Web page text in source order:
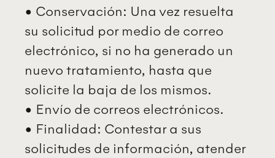
• Conservación: Una vez resuelta
su solicitud por medio de correo
electrónico, si no ha generado un
nuevo tratamiento, hasta que
solicite la baja de los mismos.
• Envío de correos electrónicos.
• Finalidad: Contestar a sus
solicitudes de información, atender